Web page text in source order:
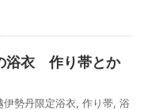
浴衣 作り帯とか
伊勢丹限定浴衣, 作り帯, 浴